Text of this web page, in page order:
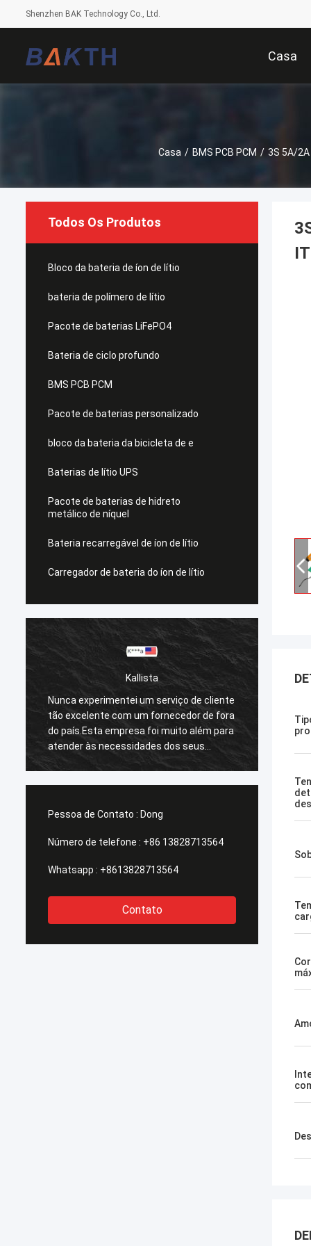
Shenzhen BAK Technology Co., Ltd.
Casa
Casa / BMS PCB PCM / 3S 5A/
Todos Os Produtos
Bloco da bateria de íon de lítio
bateria de polímero de lítio
Pacote de baterias LiFePO4
Bateria de ciclo profundo
BMS PCB PCM
Pacote de baterias personalizado
bloco da bateria da bicicleta de e
Baterias de lítio UPS
Pacote de baterias de hidreto
metálico de níquel
Bateria recarregável de íon de lítio
Carregador de bateria do íon de lítio
Kallista
Nunca experimentei um serviço de cliente
tão excelente com um fornecedor de fora
do país.Esta empresa foi muito além para
atender às necessidades dos seus
clientes.O tempo de resposta com todas
tão
do
as
Pessoa de Contato : Dong
Número de telefone : +86 13828713564
Whatsapp : +8613828713564
Contato